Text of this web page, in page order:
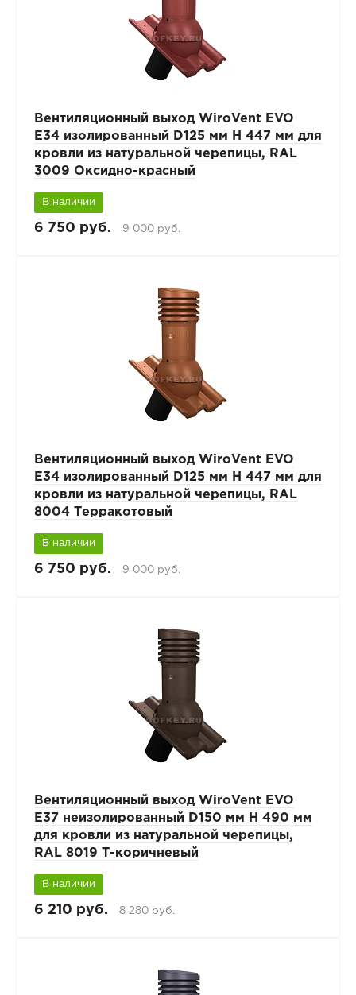
Вентиляционный выход WiroVent EVO
E34 изолированный D125 мм Н 447 мм для
кровли из натуральной черепицы, RAL
3009 Оксидно-красный
В наличии
6 750 руб. 9 000 руб.
Вентиляционный выход WiroVent EVO
E34 изолированный D125 мм Н 447 мм для
кровли из натуральной черепицы, RAL
8004 Терракотовый
В наличии
6 750 руб. 9 000 руб.
Вентиляционный выход WiroVent EVO
E37 неизолированный D150 мм Н 490 мм
для кровли из натуральной черепицы,
RAL 8019 Т-коричневый
В наличии
6 210 руб. 8 280 руб.